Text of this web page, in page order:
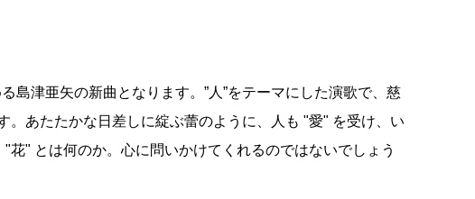
島津亜矢の新曲となります。”人”をテーマにした演歌で、慈
。あたたかな日差しに綻ぶ蕾のように、人も "愛" を受け、い
花" とは何のか。心に問いかけてくれるのではないでしょう